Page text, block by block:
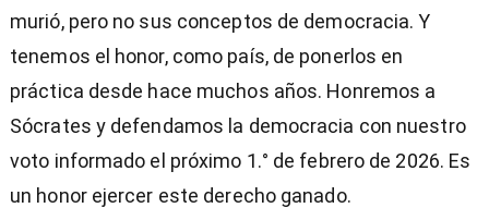
murió, pero no sus conceptos de democracia. Y
tenemos el honor, como país, de ponerlos en
práctica desde hace muchos años. Honremos a
Sócrates y defendamos la democracia con nuestro
voto informado el próximo 1.° de febrero de 2026. Es
un honor ejercer este derecho ganado.